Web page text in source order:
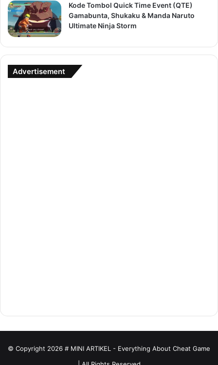
Kode Tombol Quick Time Event (QTE)
Gamabunta, Shukaku & Manda Naruto
Ultimate Ninja Storm
Advertisement
© Copyright 2026 # MINI ARTIKEL - Everything About Cheat Game